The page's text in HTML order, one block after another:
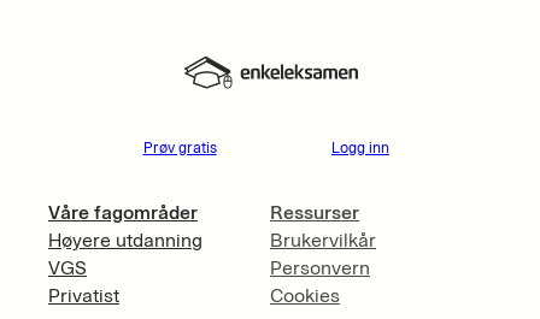
Prøv gratis Logg inn
Våre fagområder
Høyere utdanning
VGS
Privatist
Ressurser
Brukervilkår
Personvern
Cookies